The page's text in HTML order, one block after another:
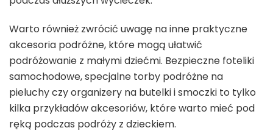
Warto również zwrócić uwagę na inne praktyczne
akcesoria podróżne, które mogą ułatwić
podróżowanie z małymi dziećmi. Bezpieczne foteliki
samochodowe, specjalne torby podróżne na
pieluchy czy organizery na butelki i smoczki to tylko
kilka przykładów akcesoriów, które warto mieć pod
ręką podczas podróży z dzieckiem.